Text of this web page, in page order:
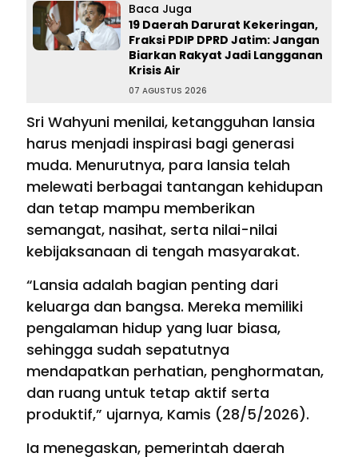
Baca Juga
19 Daerah Darurat Kekeringan,
Fraksi PDIP DPRD Jatim: Jangan
Biarkan Rakyat Jadi Langganan
Krisis Air
07 AGUSTUS 2026
Sri Wahyuni menilai, ketangguhan lansia
harus menjadi inspirasi bagi generasi
muda. Menurutnya, para lansia telah
melewati berbagai tantangan kehidupan
dan tetap mampu memberikan
semangat, nasihat, serta nilai-nilai
kebijaksanaan di tengah masyarakat.
“Lansia adalah bagian penting dari
keluarga dan bangsa. Mereka memiliki
pengalaman hidup yang luar biasa,
sehingga sudah sepatutnya
mendapatkan perhatian, penghormatan,
dan ruang untuk tetap aktif serta
produktif,” ujarnya, Kamis (28/5/2026).
Ia menegaskan, pemerintah daerah